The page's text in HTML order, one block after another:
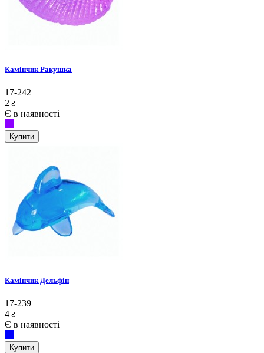
Камінчик Ракушка
17-242
2 ₴
Є в наявності
Купити
Камінчик Дельфін
17-239
4 ₴
Є в наявності
Купити